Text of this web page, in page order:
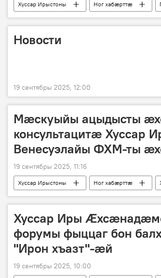
Хуссар Ирыстоны Ног хабӕрттӕ
Новости
19 сентябры 2025, 12:00
Мӕскуыйы ацыдысты
консультацитӕ Хуссар
Венесуэлайы ФХМ-ты
19 сентябры 2025, 11:16
Хуссар Ирыстоны Ног хабӕрттӕ
Хуссар Иры
форумы фыццаг бон
"Ирон хъазт"-ӕй
19 сентябры 2025, 10:00